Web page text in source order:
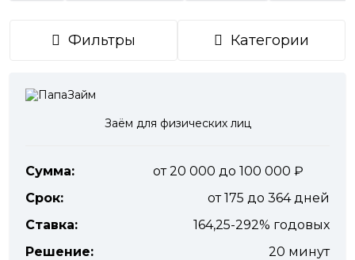
Фильтры Категории
Заём для физических лиц
Сумма:
от 20 000 до 100 000
Срок:
от 175 до 364 дней
Ставка:
164,25-292% годовых
Решение:
20 минут